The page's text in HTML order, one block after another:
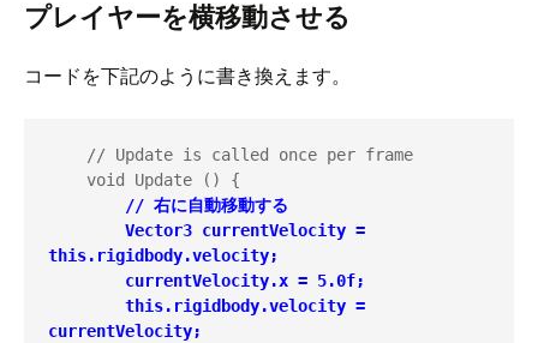
プレイヤーを横移動させる
コードを下記のように書き換えます。
// 右に自動移動する
this.rigidbody.velocity;
currentVelocity;